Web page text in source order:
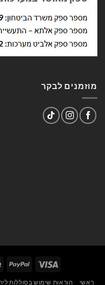
מוזמנים לבקר
Visa
ראשי הוראות שימוש בסוללות